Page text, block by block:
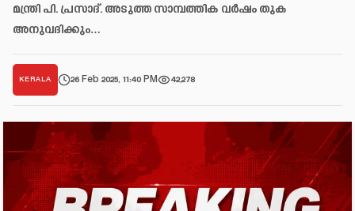
മന്ത്രി പി. പ്രസാദ്. അടുത്ത സാമ്പത്തിക വർഷം തുക
അനുവദിക്കും…
KERALA 26 Feb 2025, 11:40 PM 42,278